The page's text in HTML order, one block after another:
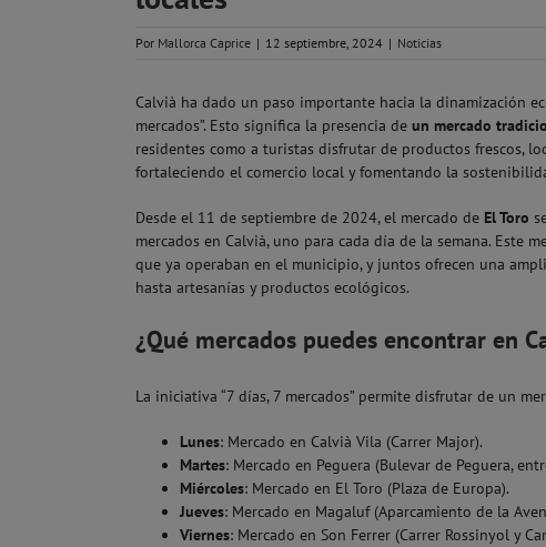
Por Mallorca Caprice | 12 septiembre, 2024 | Noticias
Calvià ha dado un paso importante hacia la dinamización
mercados”. Esto significa la presencia de un mercado
residentes como a turistas disfrutar de productos frescos,
fortaleciendo el comercio local y fomentando la
Desde el 11 de septiembre de 2024, el mercado de El Toro
mercados en Calvià, uno para cada día de la semana. Este
que ya operaban en el municipio, y juntos ofrecen una
hasta artesanías y productos ecológicos.
¿Qué mercados puedes encontrar en
La iniciativa “7 días, 7 mercados” permite disfrutar de un
Lunes: Mercado en Calvià Vila (Carrer Major).
Martes: Mercado en Peguera (Bulevar de Peguera,
Miércoles: Mercado en El Toro (Plaza de Europa).
Jueves: Mercado en Magaluf (Aparcamiento de la
Viernes: Mercado en Son Ferrer (Carrer Rossinyol y